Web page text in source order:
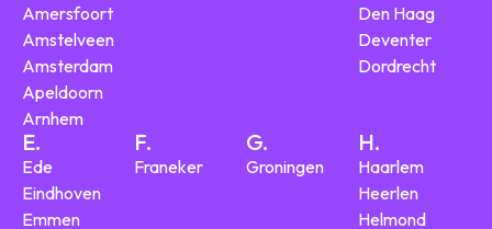
Amersfoort
Amstelveen
Amsterdam
Apeldoorn
Arnhem
Den Haag
Deventer
Dordrecht
E.
Ede
Eindhoven
Emmen
F.
Franeker
G.
Groningen
H.
Haarlem
Heerlen
Helmond